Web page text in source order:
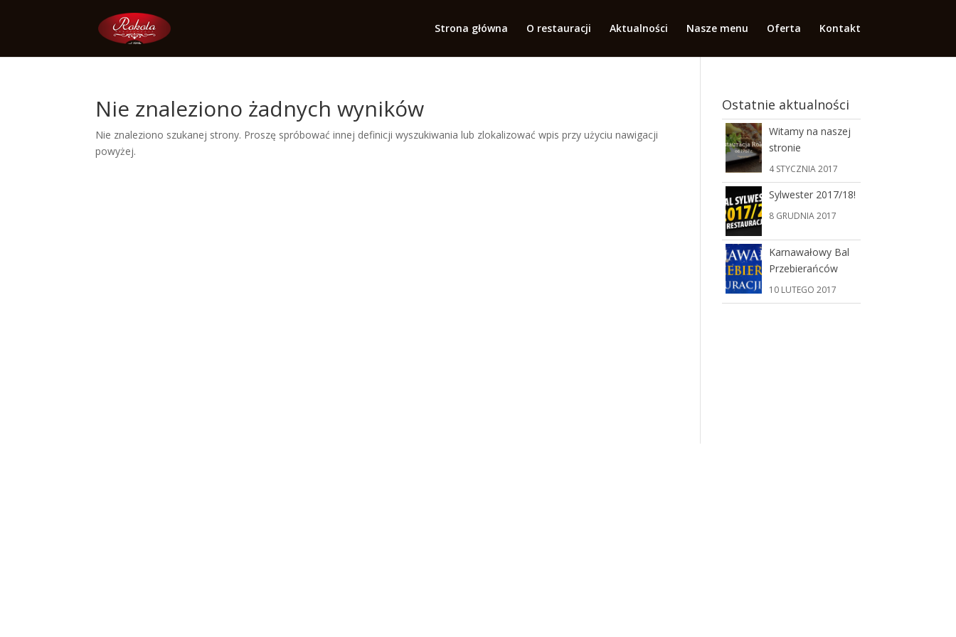
Strona główna O restauracji Aktualności Nasze menu Oferta Kontakt
Nie znaleziono żadnych wyników
Nie znaleziono szukanej strony. Proszę spróbować innej definicji wyszukiwania lub zlokalizować wpis przy użyciu nawigacji
powyżej.
Ostatnie aktualności
Witamy na naszej
stronie
4 STYCZNIA 2017
Sylwester 2017/18!
8 GRUDNIA 2017
Karnawałowy Bal
Przebierańców
10 LUTEGO 2017